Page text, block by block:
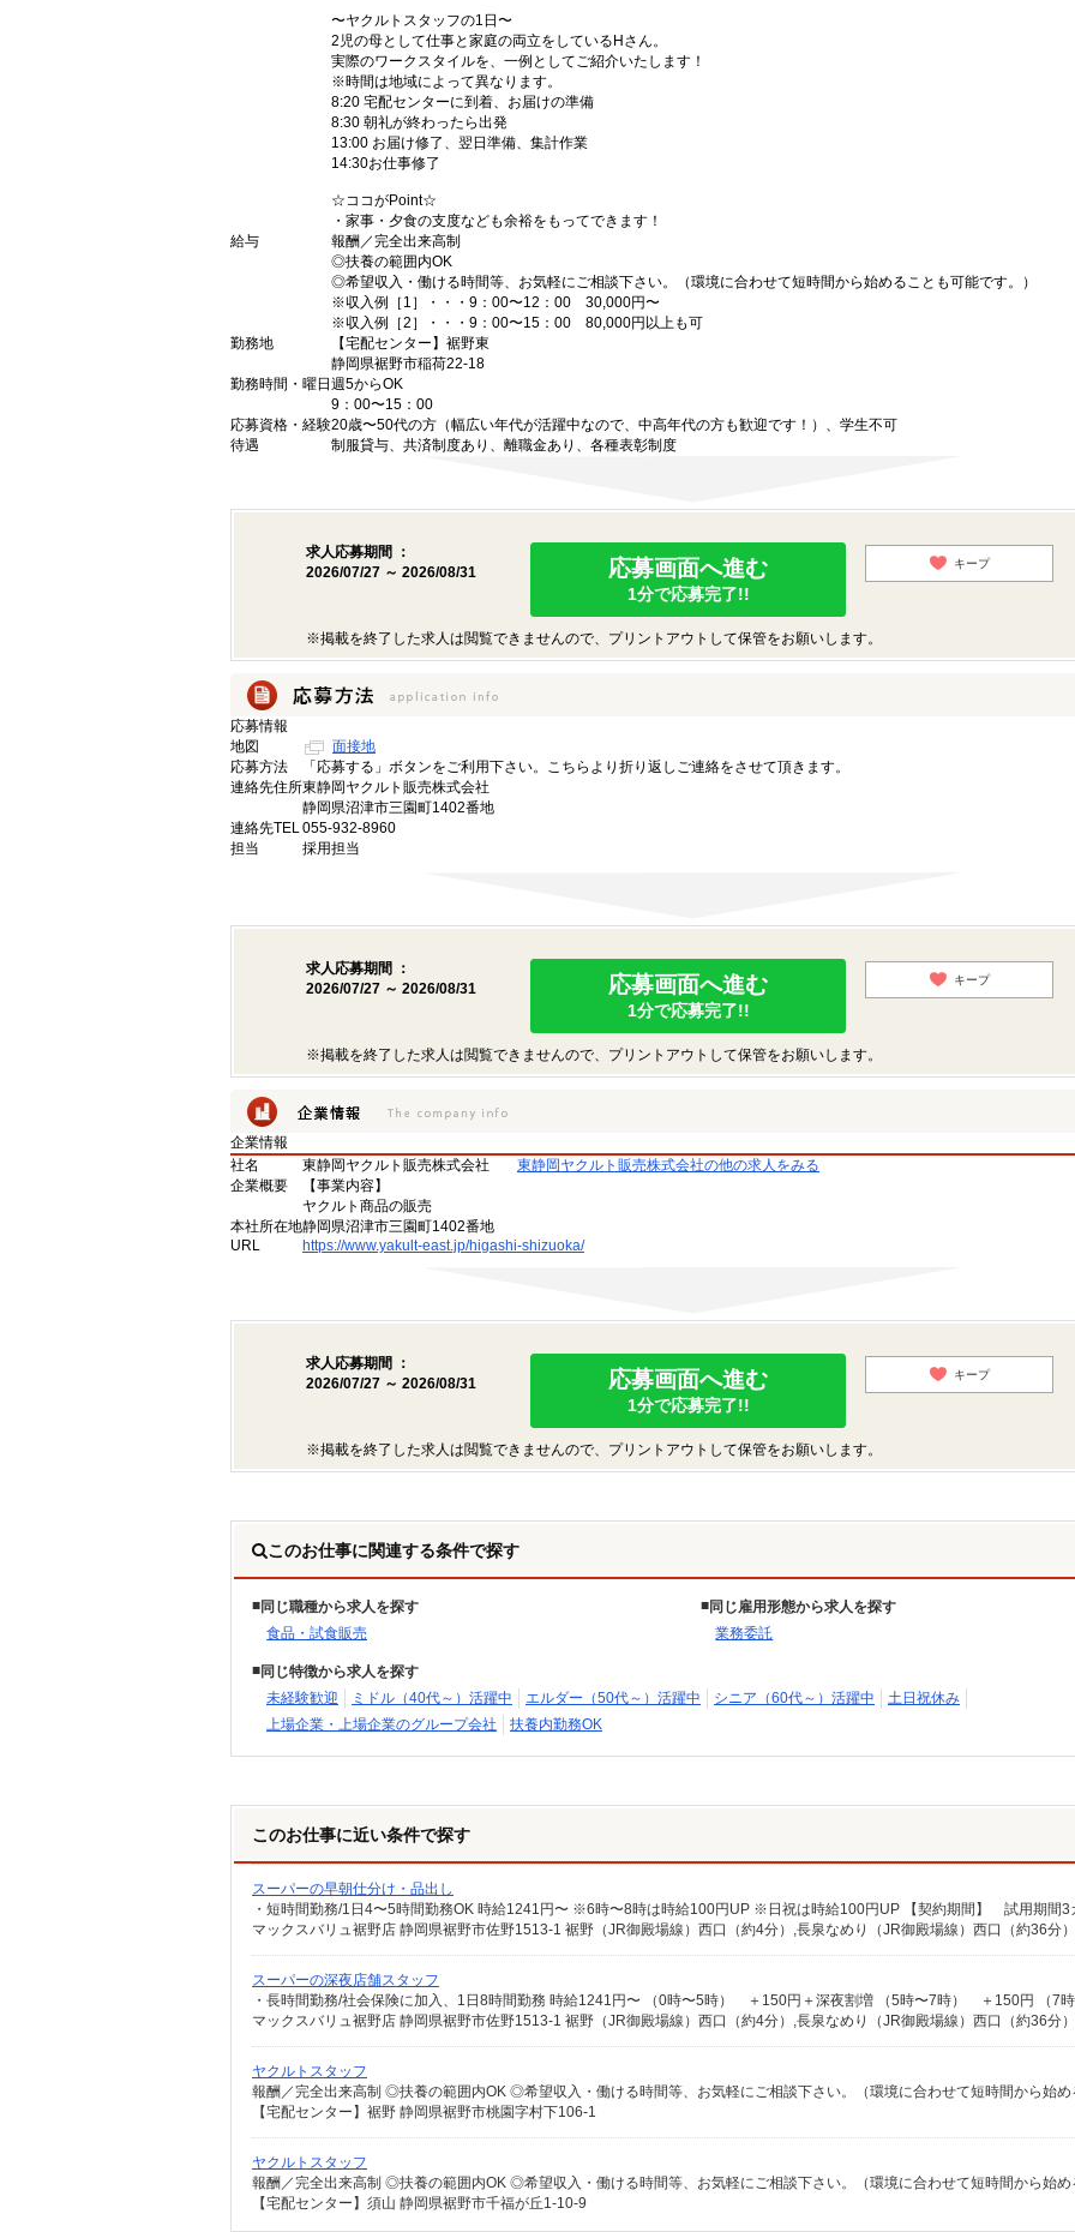
〜ヤクルトスタッフの1日〜
2児の母として仕事と家庭の両立をしているHさん。
実際のワークスタイルを、一例としてご紹介いたします！
※時間は地域によって異なります。
8:20 宅配センターに到着、お届けの準備
8:30 朝礼が終わったら出発
13:00 お届け修了、翌日準備、集計作業
14:30お仕事修了
☆ココがPoint☆
・家事・夕食の支度なども余裕をもってできます！
給与
報酬／完全出来高制
◎扶養の範囲内OK
◎希望収入・働ける時間等、お気軽にご相談下さい。（環境に合わせて短時間から始めることも可能です。）
※収入例［1］・・・9：00〜12：00 30,000円〜
※収入例［2］・・・9：00〜15：00 80,000円以上も可
勤務地
【宅配センター】裾野東
静岡県裾野市稲荷22-18
勤務時間・曜日 週5からOK
9：00〜15：00
応募資格・経験20歳〜50代の方（幅広い年代が活躍中なので、中高年代の方も歓迎です！）、学生不可
待遇
制服貸与、共済制度あり、離職金あり、各種表彰制度
求人応募期間 ：
2026/07/27 ～ 2026/08/31
応募画面へ進む
1分で応募完了!!
キープ
※掲載を終了した求人は閲覧できませんので、プリントアウトして保管をお願いします。
応募情報
地図
面接地
応募方法
「応募する」ボタンをご利用下さい。こちらより折り返しご連絡をさせて頂きます。
連絡先住所東静岡ヤクルト販売株式会社
静岡県沼津市三園町1402番地
連絡先TEL055-932-8960
担当
採用担当
求人応募期間 ：
2026/07/27 ～ 2026/08/31
応募画面へ進む
1分で応募完了!!
キープ
※掲載を終了した求人は閲覧できませんので、プリントアウトして保管をお願いします。
企業情報
社名
東静岡ヤクルト販売株式会社
東静岡ヤクルト販売株式会社の他の求人をみる
企業概要
【事業内容】
ヤクルト商品の販売
本社所在地静岡県沼津市三園町1402番地
URL
https://www.yakult-east.jp/higashi-shizuoka/
求人応募期間 ：
2026/07/27 ～ 2026/08/31
応募画面へ進む
1分で応募完了!!
キープ
※掲載を終了した求人は閲覧できませんので、プリントアウトして保管をお願いします。
このお仕事に関連する条件で探す
同じ職種から求人を探す
食品・試食販売
同じ雇用形態から求人を探す
業務委託
同じ特徴から求人を探す
未経験歓迎
ミドル（40代～）活躍中 エルダー（50代～）活躍中 シニア（60代～）活躍中
土日祝休み
上場企業・上場企業のグループ会社
扶養内勤務OK
このお仕事に近い条件で探す
スーパーの早朝仕分け・品出し
スーパーの深夜店舗スタッフ
ヤクルトスタッフ
【宅配センター】裾野 静岡県裾野市桃園字村下106-1
ヤクルトスタッフ
【宅配センター】須山 静岡県裾野市千福が丘1-10-9